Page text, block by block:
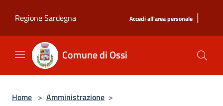
Regione Sardegna
Accedi all'area personale |
Comune di Ossi
Home > Amministrazione >